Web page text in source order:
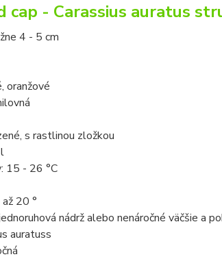
cap - Carassius auratus
4 - 5 cm
oranžové
s rastlinou zložkou
15 - 26 °C
20 °
nádrž alebo nenáročné väčšie a
auratuss